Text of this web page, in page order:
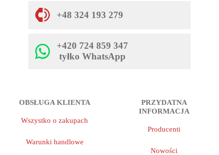
+48 324 193 279
+420 724 859 347
tyłko WhatsApp
OBSŁUGA KLIENTA
Wszystko o zakupach
Warunki handlowe
PRZYDATNA
INFORMACJA
Producenti
Nowości